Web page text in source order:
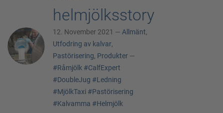
helmjölksstory
12. November 2021 — Allmänt,
Utfodring av kalvar,
Pastörisering, Produkter —
#Råmjölk #CalfExpert
#DoubleJug #Ledning
#MjölkTaxi #Pastörisering
#Kalvamma #Helmjölk